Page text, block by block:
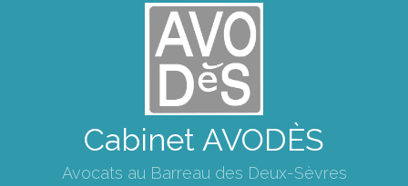
Cabinet AVODÈS
Avocats au Barreau des Deux-Sèvres